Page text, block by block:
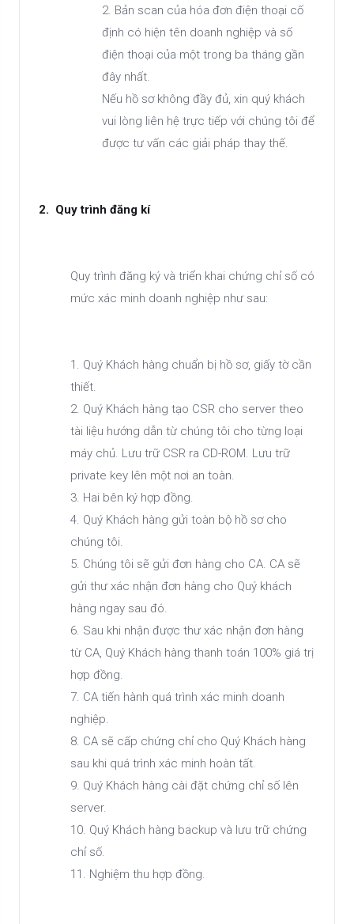
2. Bản scan của hóa đơn điện thoại cố
định có hiện tên doanh nghiệp và số
điện thoại của một trong ba tháng gần
đây nhất.
Nếu hồ sơ không đầy đủ, xin quý khách
vui lòng liên hệ trực tiếp với chúng tôi để
được tư vấn các giải pháp thay thế.
2. Quy trình đăng kí
Quy trình đăng ký và triển khai chứng chỉ số có
mức xác minh doanh nghiệp như sau:
1. Quý Khách hàng chuẩn bị hồ sơ, giấy tờ cần
thiết.
2. Quý Khách hàng tạo CSR cho server theo
tài liệu hướng dẫn từ chúng tôi cho từng loại
máy chủ. Lưu trữ CSR ra CD-ROM. Lưu trữ
private key lên một nơi an toàn.
3. Hai bên ký hợp đồng.
4. Quý Khách hàng gửi toàn bộ hồ sơ cho
chúng tôi.
5. Chúng tôi sẽ gửi đơn hàng cho CA. CA sẽ
gửi thư xác nhận đơn hàng cho Quý khách
hàng ngay sau đó.
6. Sau khi nhận được thư xác nhận đơn hàng
từ CA, Quý Khách hàng thanh toán 100% giá trị
hợp đồng.
7. CA tiến hành quá trình xác minh doanh
nghiệp.
8. CA sẽ cấp chứng chỉ cho Quý Khách hàng
sau khi quá trình xác minh hoàn tất.
9. Quý Khách hàng cài đặt chứng chỉ số lên
server.
10. Quý Khách hàng backup và lưu trữ chứng
chỉ số.
11. Nghiệm thu hợp đồng.